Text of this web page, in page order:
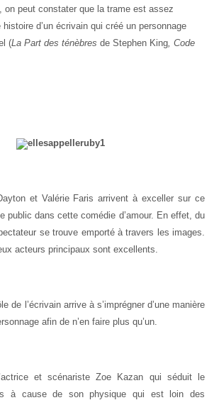
on peut constater que la trame est assez
d’un écrivain qui créé un personnage
(La Part des ténèbres de Stephen King, Code
et Valérie Faris arrivent à exceller sur ce
public dans cette comédie d’amour. En effet, du
se trouve emporté à travers les images.
acteurs principaux sont excellents.
de l’écrivain arrive à s’imprégner d’une manière
afin de n’en faire plus qu’un.
et scénariste Zoe Kazan qui séduit le
à cause de son physique qui est loin des